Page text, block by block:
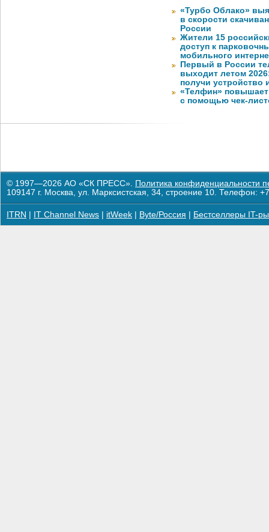
«Турбо Облако»
в скорости
России
Жители 15
доступ к
мобильного
Первый в России
выходит летом
получи устройство
«Телфин» повышает
с помощью чек-
© 1997—2026 АО «СК ПРЕСС». Политика конфиденциальности
109147 г. Москва, ул. Марксистская, 34, строение 10. Телефон:
ITRN IT Channel News itWeek Byte/Россия Бестселлеры IT-